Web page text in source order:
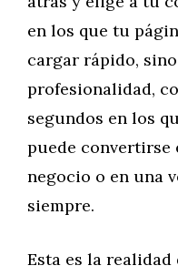
en los que tu
cargar rápido,
profesionalidad,
segundos en los
puede convertirse
negocio o en una
siempre.
Esta es la